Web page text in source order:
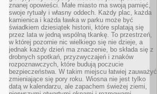
znanej opowieści. Małe miasto ma swoją pamięć,
swoje rytuały i własny oddech. Każdy plac, każda
kamienica i każda ławka w parku może być
świadkiem dziesiątek historii, które splatają się
przez lata w jedną wspólną tkankę. To przestrzeń,
w której pozornie nic wielkiego się nie dzieje, a
jednak każdy dzień ma znaczenie, bo składa się z
drobnych spotkań, przyzwyczajeń i znaków
rozpoznawczych, które budują poczucie
bezpieczeństwa. W takim miejscu łatwiej zauważyć
zmieniające się pory roku. Wiosna nie jest tylko
datą w kalendarzu, ale zapachem świeżej ziemi,